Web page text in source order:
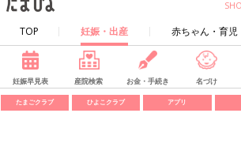
TOP 妊娠・出産 赤ちゃん・育児
妊娠早見表 産院検索 お金・手続き 名づけ
たまごクラブ ひよこクラブ アプリ